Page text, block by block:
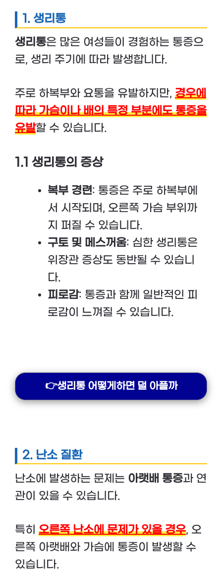
1. 생리통
생리통은 많은 여성들이 경험하는 통증으
로, 생리 주기에 따라 발생합니다.
주로 하복부와 요통을 유발하지만, 경우에
따라 가슴이나 배의 특정 부분에도 통증을
유발할 수 있습니다.
1.1 생리통의 증상
복부 경련: 통증은 주로 하복부에
서 시작되며, 오른쪽 가슴 부위까
지 퍼질 수 있습니다.
구토 및 메스꺼움: 심한 생리통은
위장관 증상도 동반될 수 있습니
다.
피로감: 통증과 함께 일반적인 피
로감이 느껴질 수 있습니다.
👉생리통 어떻게하면 덜 아플까
2. 난소 질환
난소에 발생하는 문제는 아랫배 통증과 연
관이 있을 수 있습니다.
특히 오른쪽 난소에 문제가 있을 경우, 오
른쪽 아랫배와 가슴에 통증이 발생할 수
있습니다.